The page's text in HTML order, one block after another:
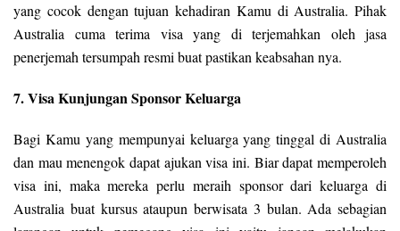
yang cocok dengan tujuan kehadiran Kamu di Australia. Pihak
Australia cuma terima visa yang di terjemahkan oleh jasa
penerjemah tersumpah resmi buat pastikan keabsahan nya.
7. Visa Kunjungan Sponsor Keluarga
Bagi Kamu yang mempunyai keluarga yang tinggal di Australia
dan mau menengok dapat ajukan visa ini. Biar dapat memperoleh
visa ini, maka mereka perlu meraih sponsor dari keluarga di
Australia buat kursus ataupun berwisata 3 bulan. Ada sebagian